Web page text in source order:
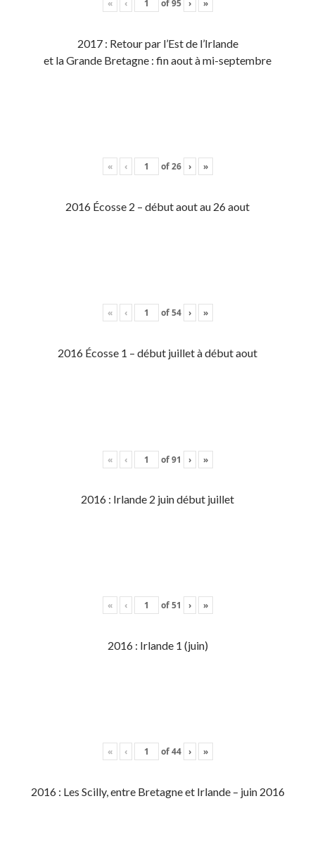
« ‹ of95 › »
2017 : Retour par l’Est de l’Irlande
et la Grande Bretagne : fin aout à mi-septembre
« ‹ of26 › »
2016 Écosse 2 – début aout au 26 aout
« ‹ of54 › »
2016 Écosse 1 – début juillet à début aout
« ‹ of91 › »
2016 : Irlande 2 juin début juillet
« ‹ of51 › »
2016 : Irlande 1 (juin)
« ‹ of44 › »
2016 : Les Scilly, entre Bretagne et Irlande – juin 2016